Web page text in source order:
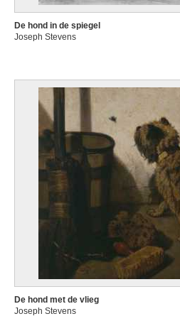
De hond in de spiegel
Joseph Stevens
De hond met de vlieg
Joseph Stevens